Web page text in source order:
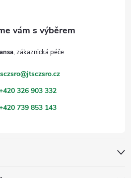
@jtsczsro.cz
326 903 332
739 853 143